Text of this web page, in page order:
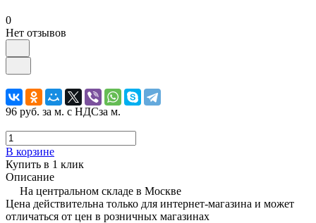
0
Нет отзывов
96 руб. за м. с НДСза м.
В корзине
Купить в 1 клик
Описание
На центральном складе в Москве
Цена действительна только для интернет-магазина и может
отличаться от цен в розничных магазинах